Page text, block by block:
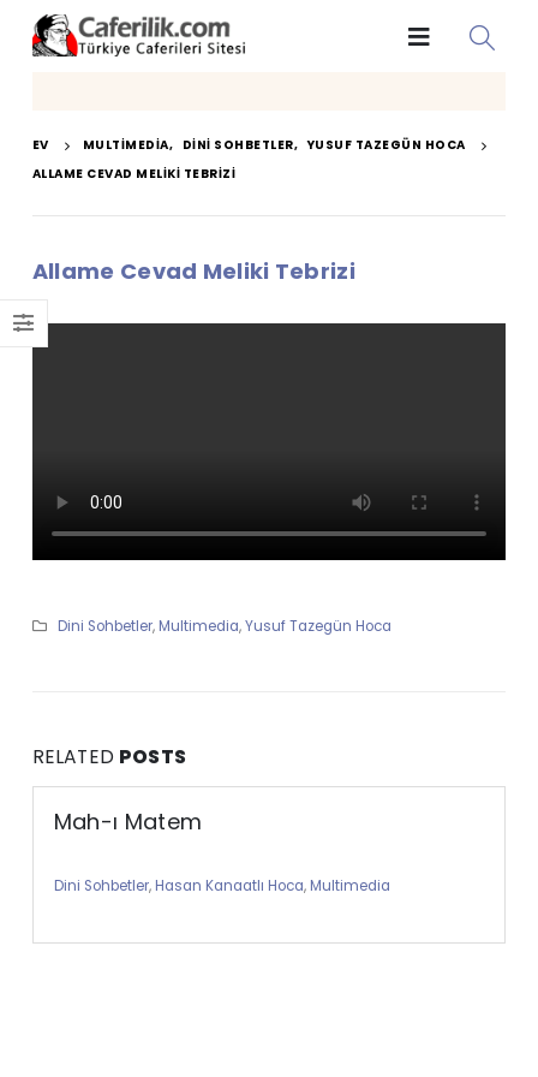
EV MULTIMEDIA, DINI SOHBETLER, YUSUF TAZEGÜN HOCA
ALLAME CEVAD MELIKI TEBRIZI
Allame Cevad Meliki Tebrizi
Dini Sohbetler, Multimedia,Yusuf Tazegün Hoca
RELATED POSTS
Mah-ı Matem
Dini Sohbetler, Hasan Kanaatlı Hoca, Multimedia